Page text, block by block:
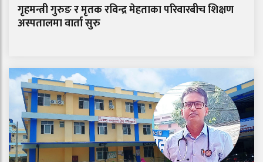
गृहमन्त्री गुरुङ र मृतक रविन्द्र मेहताका परिवारबीच शिक्षण
अस्पतालमा वार्ता सुरु